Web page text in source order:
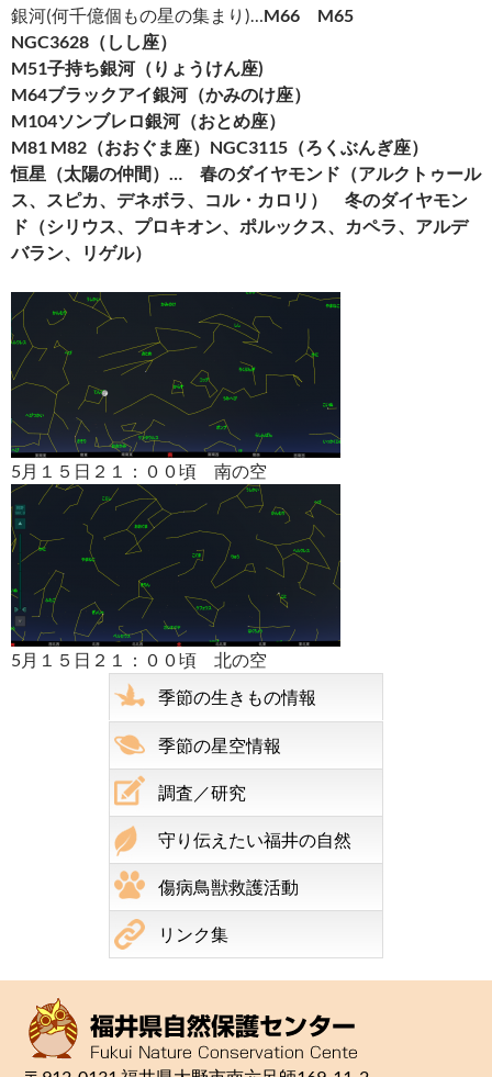
銀河(何千億個もの星の集まり)…M66 M65
NGC3628（しし座）
M51子持ち銀河（りょうけん座)
M64ブラックアイ銀河（かみのけ座）
M104ソンブレロ銀河（おとめ座）
M81 M82 （おおぐま座）NGC3115（ろくぶんぎ座）
恒星（太陽の仲間）… 春のダイヤモンド（アルクトゥール
ス、スピカ、デネボラ、コル・カロリ） 冬のダイヤモン
ド（シリウス、プロキオン、ポルックス、カペラ、アルデ
バラン、リゲル）
5月１５日２１：００頃 南の空
5月１５日２１：００頃 北の空
季節の生きもの情報
季節の星空情報
調査／研究
守り伝えたい福井の自然
傷病鳥獣救護活動
リンク集